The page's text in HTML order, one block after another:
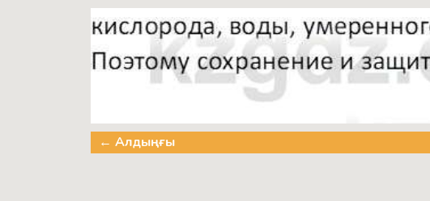
← Алдыңғы